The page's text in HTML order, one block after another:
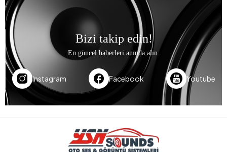
Bizi takip edin!
En güncel haberleri anında alın.
Instagram Facebook Youtube